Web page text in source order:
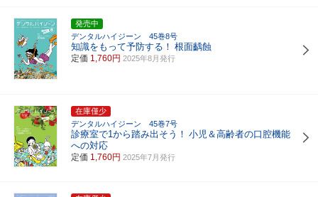
発売中
デンタルハイジーン 45巻8号
知識をもって予防する！ 根面齲蝕
定価 1,760円 2025年8月発行
在庫僅少
デンタルハイジーン 45巻7号
診療室で1から踏み出そう！ 小児＆高齢者の口腔機能
への対応
定価 1,760円 2025年7月発行